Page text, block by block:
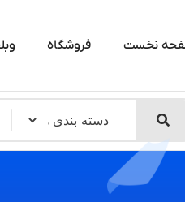
نخست فروشگاه